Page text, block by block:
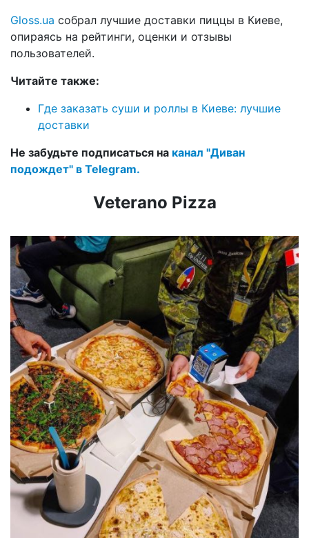
Gloss.ua собрал лучшие доставки пиццы в Киеве,
опираясь на рейтинги, оценки и отзывы
пользователей.
Читайте также:
Где заказать суши и роллы в Киеве: лучшие
доставки
Не забудьте подписаться на канал "Диван
подождет" в Telegram.
Veterano Pizza